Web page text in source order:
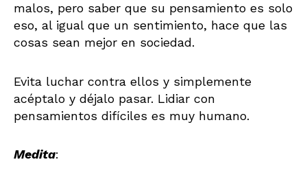
malos, pero saber que su pensamiento es solo
eso, al igual que un sentimiento, hace que las
cosas sean mejor en sociedad.
Evita luchar contra ellos y simplemente
acéptalo y déjalo pasar. Lidiar con
pensamientos difíciles es muy humano.
Medita: